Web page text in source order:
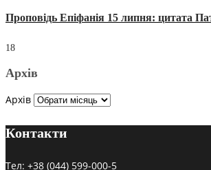
Проповідь Епіфанія 15 липня: цитата
18
Архів
Архів
Контакти
Тел: +38 (044) 599-000-5